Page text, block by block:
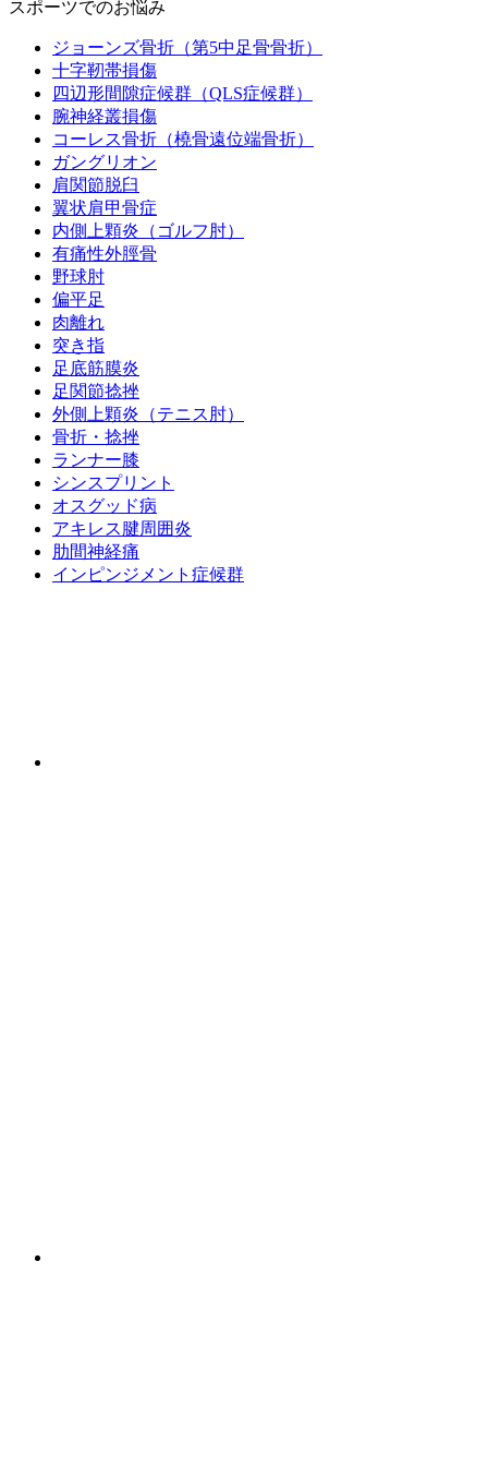
スポーツでのお悩み
ジョーンズ骨折（第5中足骨骨折）
十字靭帯損傷
四辺形間隙症候群（QLS症候群）
腕神経叢損傷
コーレス骨折（橈骨遠位端骨折）
ガングリオン
肩関節脱臼
翼状肩甲骨症
内側上顆炎（ゴルフ肘）
有痛性外脛骨
野球肘
偏平足
肉離れ
突き指
足底筋膜炎
足関節捻挫
外側上顆炎（テニス肘）
骨折・捻挫
ランナー膝
シンスプリント
オスグッド病
アキレス腱周囲炎
肋間神経痛
インピンジメント症候群